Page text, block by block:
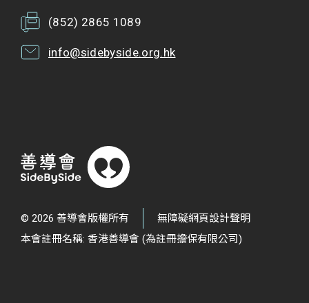
(852) 2865 1089
info@sidebyside.org.hk
© 2026 善導會版權所有
無障礙網頁設計聲明
本會註冊名稱: 香港善導會 (為註冊擔保有限公司)